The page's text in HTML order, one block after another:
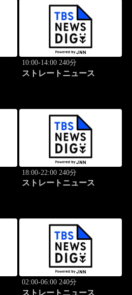
10:00-14:00 240分
ストレートニュース
18:00-22:00 240分
ストレートニュース
02:00-06:00 240分
ストレートニュース